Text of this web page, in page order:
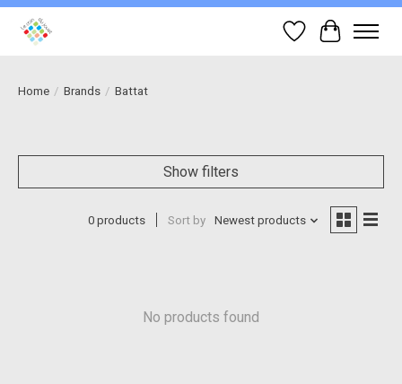
Wish List
Cart
Home / Brands / Battat
Show filters
0 products Sort by Newest products
No products found